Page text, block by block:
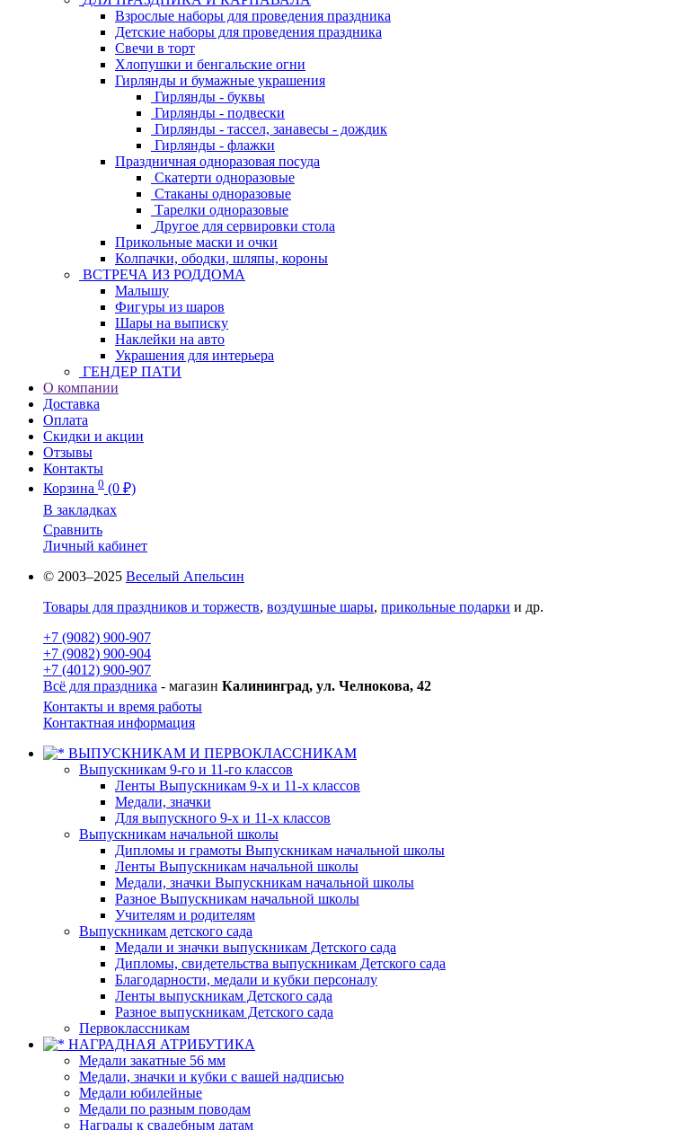
Взрослые наборы для проведения праздника
Детские наборы для проведения праздника
Свечи в торт
Хлопушки и бенгальские огни
Гирлянды и бумажные украшения
Гирлянды - буквы
Гирлянды - подвески
Гирлянды - тассел, занавесы - дождик
Гирлянды - флажки
Праздничная одноразовая посуда
Скатерти одноразовые
Стаканы одноразовые
Тарелки одноразовые
Другое для сервировки стола
Прикольные маски и очки
Колпачки, ободки, шляпы, короны
ВСТРЕЧА ИЗ РОДДОМА
Малышу
Фигуры из шаров
Шары на выписку
Наклейки на авто
Украшения для интерьера
ГЕНДЕР ПАТИ
О компании
Доставка
Оплата
Скидки и акции
Отзывы
Контакты
Корзина 0 (0 ₽)
В закладках
Сравнить
Личный кабинет
© 2003–2025 Веселый Апельсин
Товары для праздников и торжеств, воздушные шары, прикольные подарки и др.
+7 (9082) 900-907
+7 (9082) 900-904
+7 (4012) 900-907
Всё для праздника - магазин Калининград, ул. Челнокова, 42
Контакты и время работы
Контактная информация
ВЫПУСКНИКАМ И ПЕРВОКЛАССНИКАМ
Выпускникам 9-го и 11-го классов
Ленты Выпускникам 9-х и 11-х классов
Медали, значки
Для выпускного 9-х и 11-х классов
Выпускникам начальной школы
Дипломы и грамоты Выпускникам начальной школы
Ленты Выпускникам начальной школы
Медали, значки Выпускникам начальной школы
Разное Выпускникам начальной школы
Учителям и родителям
Выпускникам детского сада
Медали и значки выпускникам Детского сада
Дипломы, свидетельства выпускникам Детского сада
Благодарности, медали и кубки персоналу
Ленты выпускникам Детского сада
Разное выпускникам Детского сада
Первоклассникам
НАГРАДНАЯ АТРИБУТИКА
Медали закатные 56 мм
Медали, значки и кубки с вашей надписью
Медали юбилейные
Медали по разным поводам
Награды к свадебным датам